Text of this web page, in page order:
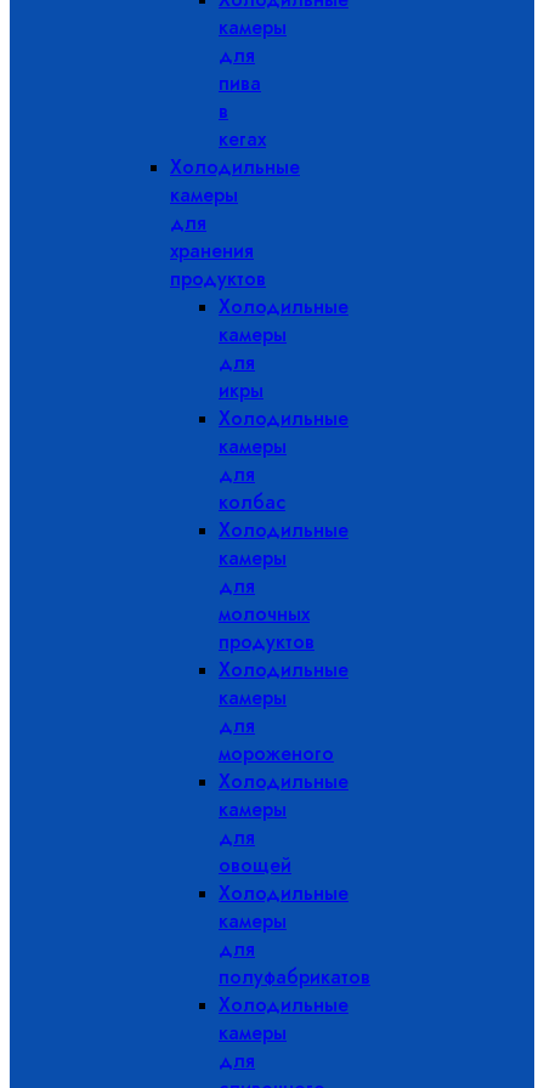
камеры
для
пива
в
кегах
Холодильные
камеры
для
хранения
продуктов
Холодильные
камеры
для
икры
Холодильные
камеры
для
колбас
Холодильные
камеры
для
молочных
продуктов
Холодильные
камеры
для
мороженого
Холодильные
камеры
для
овощей
Холодильные
камеры
для
полуфабрикатов
Холодильные
камеры
для